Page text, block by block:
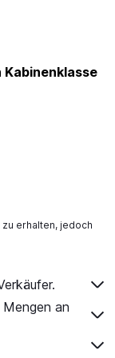
Kabinenklasse
erhalten, jedoch
Mengen an